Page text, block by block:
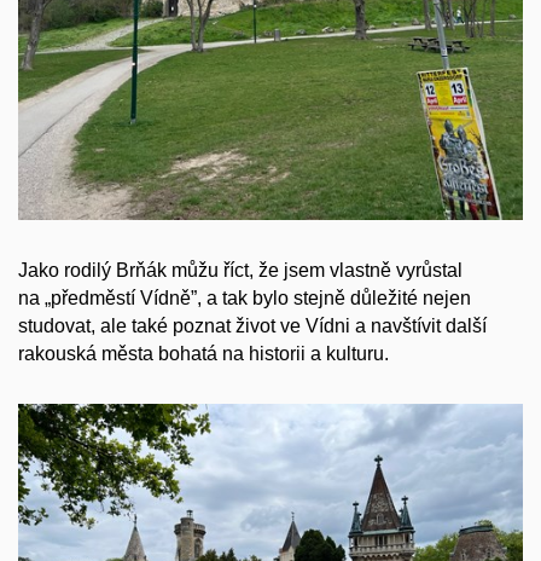
Jako rodilý Brňák můžu říct, že jsem vlastně vyrůstal
na „předměstí Vídně”, a tak bylo stejně důležité nejen
studovat, ale také poznat život ve Vídni a navštívit další
rakouská města bohatá na historii a kulturu.